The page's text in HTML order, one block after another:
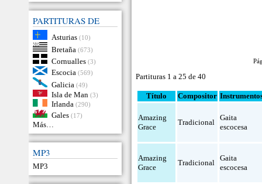
PARTITURAS DE
Asturias (10)
Bretaña (673)
Cornualles (3)
Escocia (569)
Galicia (49)
Isla de Man (3)
Irlanda (290)
Gales (17)
Más…
MP3
MP3
Partituras 1 a 25 de 40
Título Compositor
Amazing
Grace
Tradicional
Gaita
escocesa
Amazing
Grace
Tradicional
Gaita
escocesa